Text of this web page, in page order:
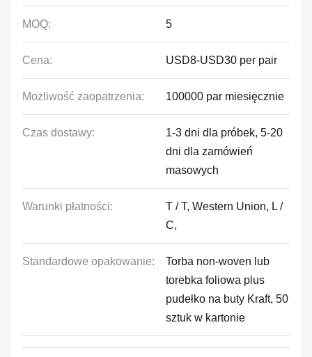
MOQ: 5
Cena: USD8-USD30 per pair
Możliwość zaopatrzenia: 100000 par miesięcznie
Czas dostawy:
1-3 dni dla próbek, 5-20
dni dla zamówień
masowych
Warunki płatności:
T / T, Western Union, L /
C,
Standardowe opakowanie:
Torba non-woven lub
torebka foliowa plus
pudełko na buty Kraft, 50
sztuk w kartonie